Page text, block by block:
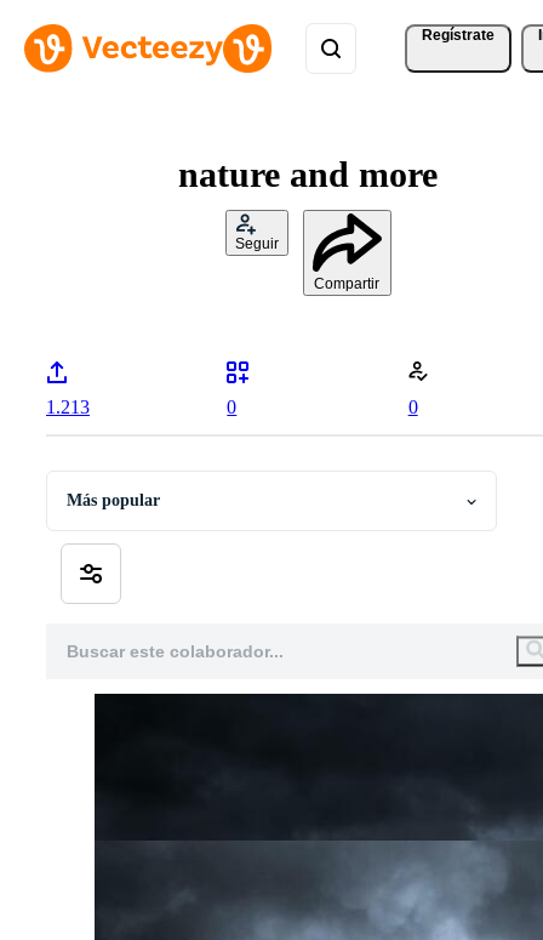
Regístrate
nature and more
Seguir
Compartir
1.213 0 0
Más popular